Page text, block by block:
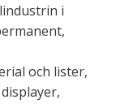
i
och lister,